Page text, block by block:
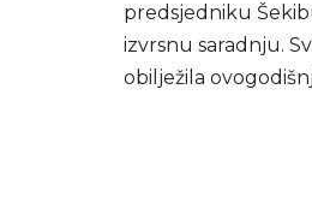
predsjedniku
izvrsnu saradnju.
obilježila